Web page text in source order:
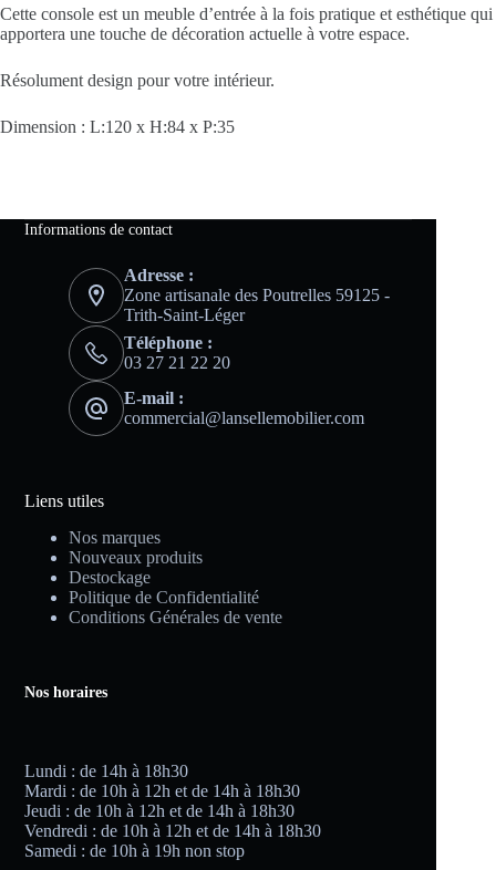
Cette console est un meuble d’entrée à la fois pratique et esthétique qui
apportera une touche de décoration actuelle à votre espace.
Résolument design pour votre intérieur.
Dimension : L:120 x H:84 x P:35
Informations de contact
Adresse :
Zone artisanale des Poutrelles 59125 -
Trith-Saint-Léger
Téléphone :
03 27 21 22 20
E-mail :
commercial@lansellemobilier.com
Liens utiles
Nos marques
Nouveaux produits
Destockage
Politique de Confidentialité
Conditions Générales de vente
Nos horaires
Lundi : de 14h à 18h30
Mardi : de 10h à 12h et de 14h à 18h30
Jeudi : de 10h à 12h et de 14h à 18h30
Vendredi : de 10h à 12h et de 14h à 18h30
Samedi : de 10h à 19h non stop